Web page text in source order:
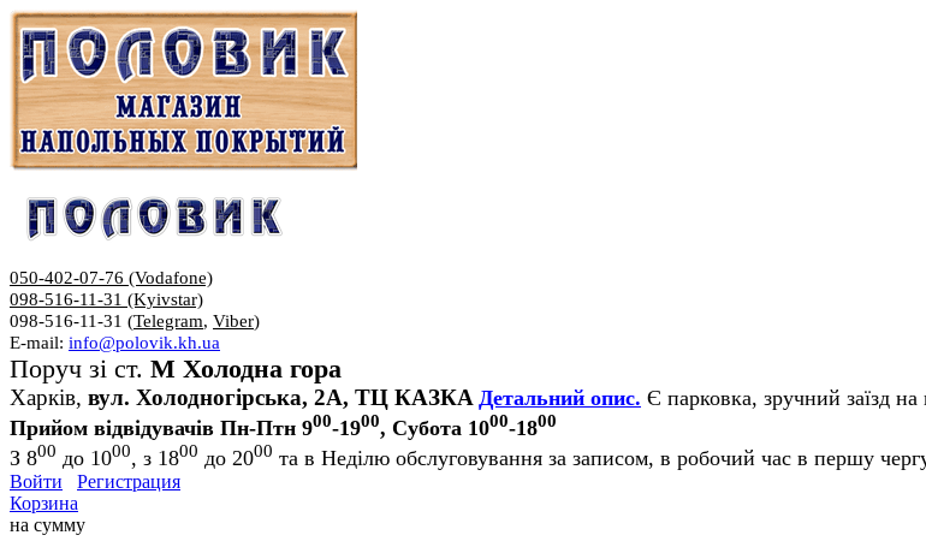
050-402-07-76 (Vodafone)
098-516-11-31 (Kyivstar)
098-516-11-31 (Telegram, Viber)
E-mail: info@polovik.kh.ua
Поруч зі ст. М Холодна гора
Харків, вул. Холодногірська, 2А, ТЦ КАЗКА Детальний опис. Є парковка, зручний заїзд на
Прийом відвідувачів Пн-Птн 900-1900, Субота 1000-1800
З 800 до 1000, з 1800 до 2000 та в Неділю обслуговування за записом, в робочий час в першу
Войти
Регистрация
Корзина
на сумму